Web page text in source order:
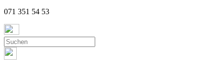
071 351 54 53